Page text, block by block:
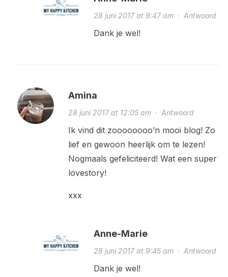
28 juni 2017 at 9:47 am· Antwoord
Dank je wel!
Amina
28 juni 2017 at 12:05 am· Antwoord
Ik vind dit zoooooooo’n mooi blog! Zo
lief en gewoon heerlijk om te lezen!
Nogmaals gefeliciteerd! Wat een super
lovestory!
xxx
Anne-Marie
28 juni 2017 at 9:45 am· Antwoord
Dank je wel!